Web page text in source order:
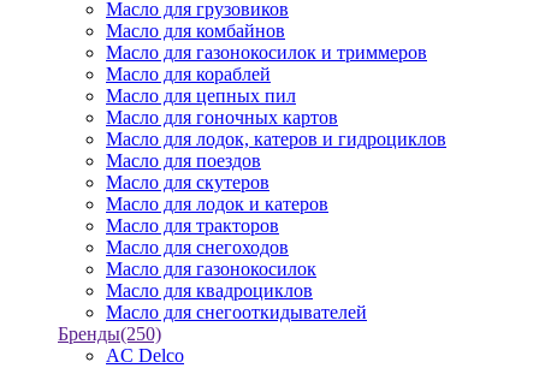
Масло для грузовиков
Масло для комбайнов
Масло для газонокосилок и триммеров
Масло для кораблей
Масло для цепных пил
Масло для гоночных картов
Масло для лодок, катеров и гидроциклов
Масло для поездов
Масло для скутеров
Масло для лодок и катеров
Масло для тракторов
Масло для снегоходов
Масло для газонокосилок
Масло для квадроциклов
Масло для снегооткидывателей
Бренды(250)
AC Delco